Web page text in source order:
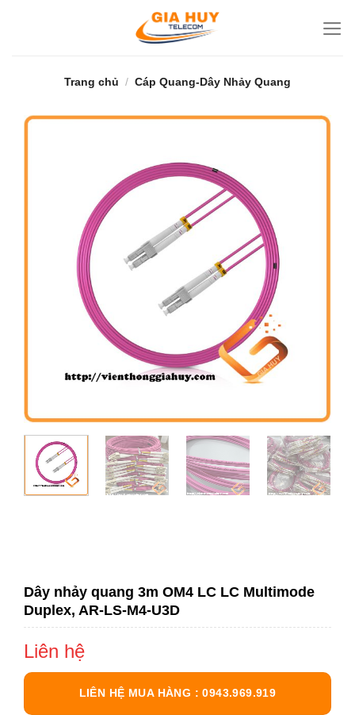
Trang chủ / Cáp Quang-Dây Nhảy Quang
Dây nhảy quang 3m OM4 LC LC Multimode
Duplex, AR-LS-M4-U3D
Liên hệ
LIÊN HỆ MUA HÀNG : 0943.969.919